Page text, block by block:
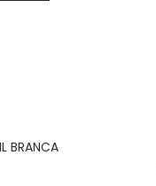
BRANCA